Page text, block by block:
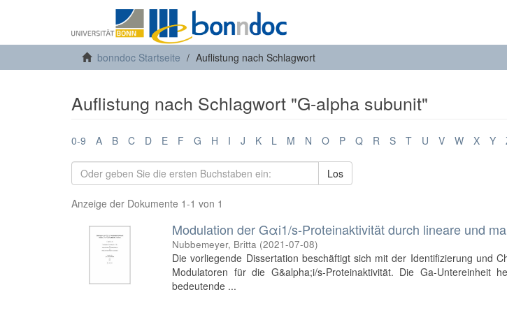
bonndoc Startseite Auflistung nach Schlagwort
Auflistung nach Schlagwort "G-alpha subunit"
0-9 A B C D E F G H I J K L M N O P Q R S T U V W X Y
Los
Anzeige der Dokumente 1-1 von 1
Modulation der Gαi1/s-Proteinaktivität durch lineare und
Nubbemeyer, Britta (2021-07-08)
Die vorliegende Dissertation beschäftigt sich mit der Identifizierung und
Modulatoren für die G&alpha;i/s-Proteinaktivität. Die Ga-Untereinheit
bedeutende ...